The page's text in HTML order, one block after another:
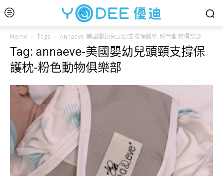
Home Tags Annaeve-美國嬰幼兒頭頸支撐保護枕-粉色動物俱樂部
Tag: annaeve-美國嬰幼兒頭頸支撐保
護枕-粉色動物俱樂部